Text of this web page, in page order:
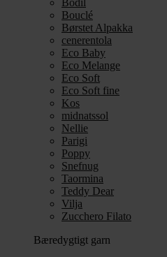
Bodil
Bouclé
Børstet Alpakka
cenerentola
Eco Baby
Eco Melange
Eco Soft
Eco Soft fine
Kos
midnatssol
Nellie
Parigi
Poppy
Snefnug
Taormina
Teddy Dear
Vilja
Zucchero Filato
Bæredygtigt garn